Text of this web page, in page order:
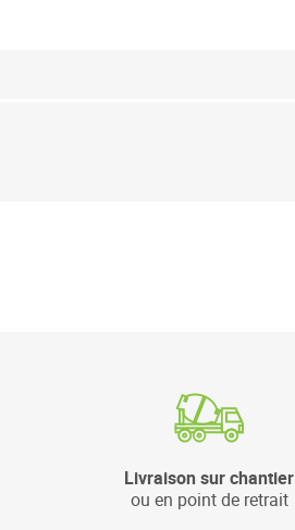
Livraison sur chantier
ou en point de retrait